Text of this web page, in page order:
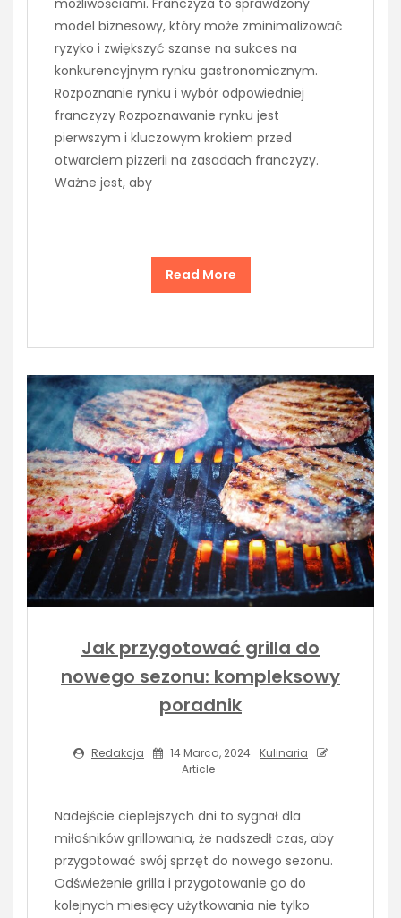
możliwościami. Franczyza to sprawdzony
model biznesowy, który może zminimalizować
ryzyko i zwiększyć szanse na sukces na
konkurencyjnym rynku gastronomicznym.
Rozpoznanie rynku i wybór odpowiedniej
franczyzy Rozpoznawanie rynku jest
pierwszym i kluczowym krokiem przed
otwarciem pizzerii na zasadach franczyzy.
Ważne jest, aby
Read More
Jak przygotować grilla do
nowego sezonu: kompleksowy
poradnik
Redakcja 14 Marca, 2024
Kulinaria
Article
Nadejście cieplejszych dni to sygnał dla
miłośników grillowania, że nadszedł czas, aby
przygotować swój sprzęt do nowego sezonu.
Odświeżenie grilla i przygotowanie go do
kolejnych miesięcy użytkowania nie tylko